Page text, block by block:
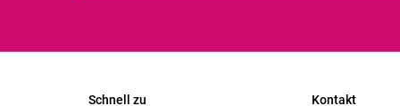
Schnell zu Kontakt